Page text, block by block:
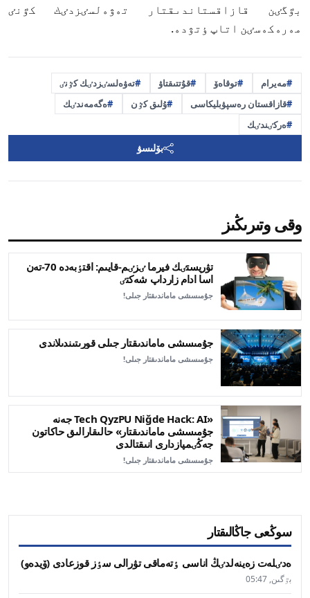
بٷگٸن قازاقستاندىقتار تەۋەلسٸزدٸك كٷنٸ
مەرەكەسٸن اتاپ ٶتۋدە.
مەيرام توقاەۆ قۇتتىقتاۋ
تەۋەلسٸزدٸك كٷنٸ
قازاقستان رەسپۋبليكاسى
ۇلىق كٷن
ەگەمەندٸك
ەركٸندٸك
بۆلىسۋ
وقى وتىرىڭىز
تۋريستٸك فيرما ٸزٸم-قايىم: اقتٶبەدە 70-تەن
اسا ادام زارداپ شەكتٸ
جۇمىسشى ماماندىقتار جىلى!
جۇمىسشى ماماندىقتار جىلى قورىتىندىلاندى
جۇمىسشى ماماندىقتار جىلى!
«Tech QyzPU Niğde Hack: AI جەنە
جۇمىسشى ماماندىقتار» حالىقارالىق حاكاتون
جەڭٸمپازدارى انىقتالدى
جۇمىسشى ماماندىقتار جىلى!
سوڭعى جاڭالىقتار
ەدٸلەت زەينەلدٸڭ اناسى ٶتەماقى تۋرالى سٶز قوزعادى (ۆيدەو)
بٷگىن, 05:47